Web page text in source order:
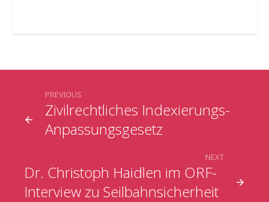
Zivilrechtliches Indexierungs-
Anpassungsgesetz
PREVIOUS
Dr. Christoph Haidlen im ORF-
Interview zu Seilbahnsicherheit
NEXT